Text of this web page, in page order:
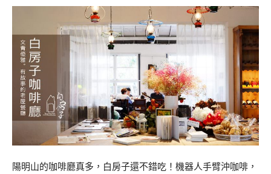
陽明山的咖啡廳真多，白房子還不錯吃！機器人手臂沖咖啡，